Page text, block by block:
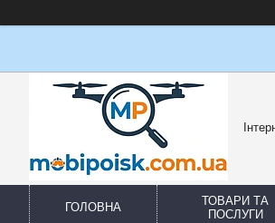
ГОЛОВНА
ТОВАРИ ТА
ПОСЛУГИ